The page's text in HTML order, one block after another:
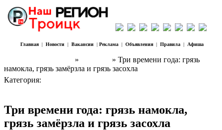
Главная | Новости | Вакансии | Реклама | Объявления | Правила | Афиша
»
» Три времени года: грязь
намокла, грязь замёрзла и грязь засохла
Категория:
Три времени года: грязь намокла,
грязь замёрзла и грязь засохла